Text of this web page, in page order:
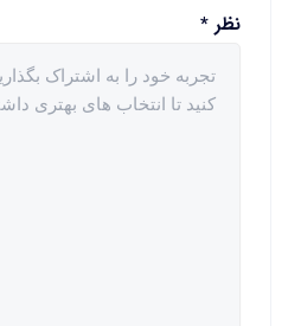
نظر *